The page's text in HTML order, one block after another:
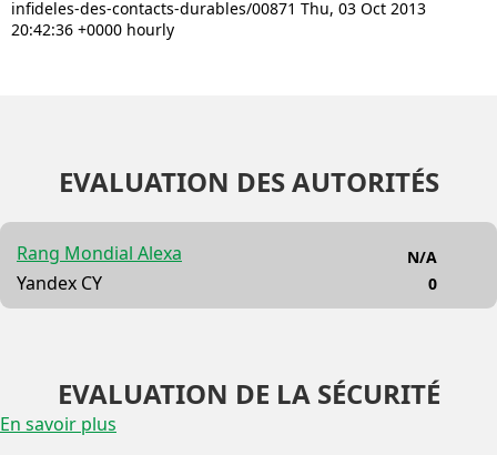
infideles-des-contacts-durables/00871 Thu, 03 Oct 2013
20:42:36 +0000 hourly
EVALUATION DES AUTORITÉS
Rang Mondial Alexa
Yandex CY
N/A
0
EVALUATION DE LA SÉCURITÉ
En savoir plus